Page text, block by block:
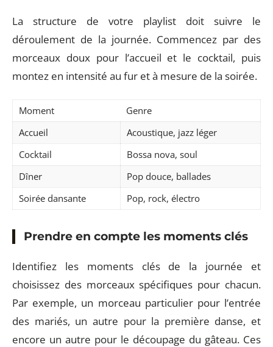
La structure de votre playlist doit suivre le
déroulement de la journée. Commencez par des
morceaux doux pour l’accueil et le cocktail, puis
montez en intensité au fur et à mesure de la soirée.
Moment
Genre
Accueil
Acoustique, jazz léger
Cocktail
Bossa nova, soul
Dîner
Pop douce, ballades
Soirée dansante
Pop, rock, électro
Prendre en compte les moments clés
Identifiez les moments clés de la journée et
choisissez des morceaux spécifiques pour chacun.
Par exemple, un morceau particulier pour l’entrée
des mariés, un autre pour la première danse, et
encore un autre pour le découpage du gâteau. Ces